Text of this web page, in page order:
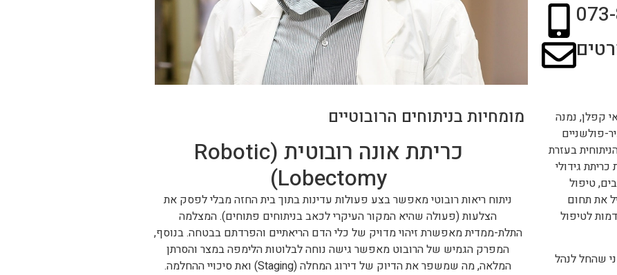
קפלן, נמנה
פולשניים
בעזרת
גידולי
טיפול
את תחום
לטיפול
שהחל לנהל
מומחיות בניתוחים הרובוטיים
כריתת אונה רובוטית (Robotic
Lobectomy)
ניתוח ריאות רובוטי מאפשר בצע פעולות עדינות בתוך בית החזה מבלי לפסק את
הצלעות (פעולה שהיא המקור העיקרי לכאב בניתוחים פתוחים). המצלמה
התלת-ממדית מאפשרת זיהוי מדויק של כלי הדם הריאתיים והפרדתם בבטחה. בנוסף,
המפרק הגמיש של הרובוט מאפשר גישה נוחה לבלוטות הלימפה במצר והסרתן
המלאה, מה שמשפר את הדיוק של דירוג המחלה (Staging) ואת סיכויי ההחלמה.